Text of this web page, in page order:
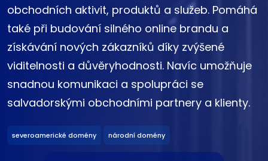
obchodních aktivit, produktů a služeb. Pomáhá
také při budování silného online brandu a
získávání nových zákazníků díky zvýšené
viditelnosti a důvěryhodnosti. Navíc umožňuje
snadnou komunikaci a spolupráci se
salvadorskými obchodními partnery a klienty.
severoamerické domény národní domény